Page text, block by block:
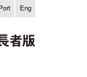
Eng